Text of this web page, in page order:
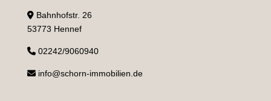
Bahnhofstr. 26
53773 Hennef
02242/9060940
info@schorn-immobilien.de